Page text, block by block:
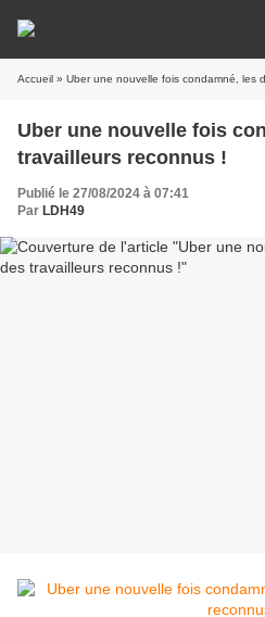
Accueil » Uber une nouvelle fois condamné, les
Uber une nouvelle fois
travailleurs reconnus !
Publié le 27/08/2024 à 07:41
Par LDH49